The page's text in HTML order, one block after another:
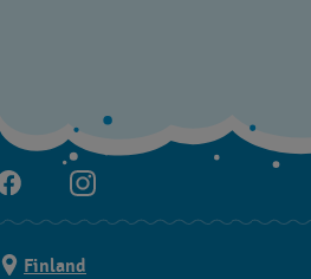
Finland